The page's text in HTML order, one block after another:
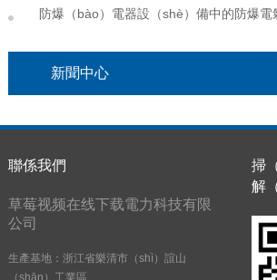
防爆（bào）電器設（shè）備中的防爆
新聞中心
掃
解
聯係我們
草莓视频在线下载電力科技有限
公司
生產基地：浙江省樂清市（shì）誼山
（shān）工業區